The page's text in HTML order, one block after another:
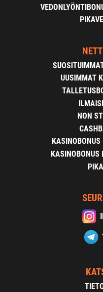
UUSIMMAT
NON
KASINOBONUS